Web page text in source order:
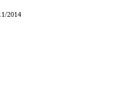
2014